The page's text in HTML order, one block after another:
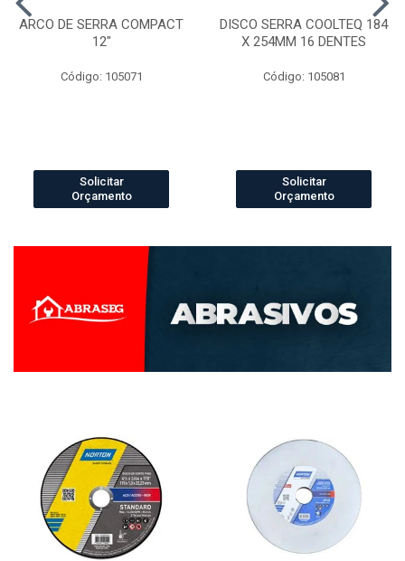
ARCO DE SERRA COMPACT
12"
Código: 105071
Solicitar
Orçamento
DISCO SERRA COOLTEQ 184
X 254MM 16 DENTES
Código: 105081
Solicitar
Orçamento